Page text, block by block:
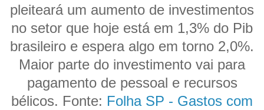
pleiteará um aumento de investimentos
no setor que hoje está em 1,3% do Pib
brasileiro e espera algo em torno 2,0%.
Maior parte do investimento vai para
pagamento de pessoal e recursos
bélicos. Fonte: Folha SP - Gastos com